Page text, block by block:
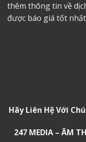
thêm thông tin về
được báo giá tốt
Hãy Liên Hệ Với
247 MEDIA – ÂM